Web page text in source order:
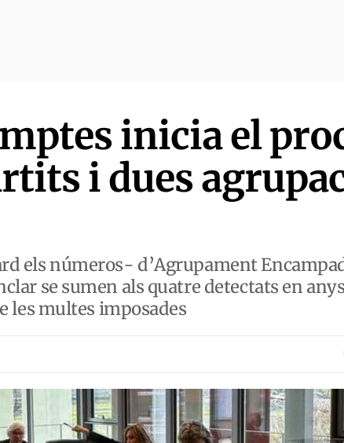
inicia el
i dues
els números- d’Agrupament
se sumen als quatre detectats en
les multes imposades